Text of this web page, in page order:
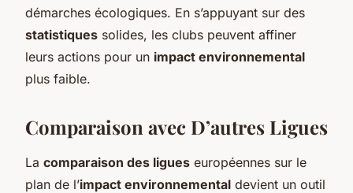
démarches écologiques. En s’appuyant sur des
statistiques solides, les clubs peuvent affiner
leurs actions pour un impact environnemental
plus faible.
Comparaison avec D’autres Ligues
La comparaison des ligues européennes sur le
plan de l’impact environnemental devient un outil